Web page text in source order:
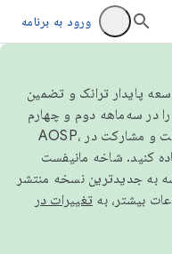
ورود به برنامه
توسعه پایدار ترانک و تضمین
را در سه‌ماهه دوم و چهارم
کنید. شاخه مانیفست
به جدیدترین نسخه منتشر
تغییرات در